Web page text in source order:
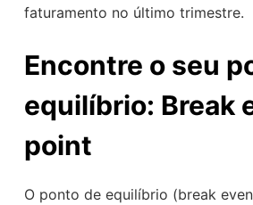
faturamento no último trimestre.
Encontre o seu
equilíbrio: Break
point
O ponto de equilíbrio (break